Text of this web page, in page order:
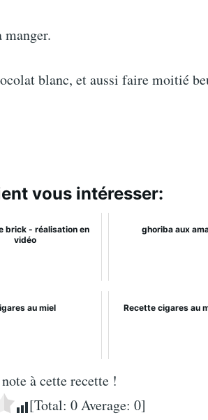
manger.
blanc, et aussi faire moitié
vous intéresser:
brick - réalisation en
vidéo
ghoriba aux
au miel Recette cigares au
à cette recette !
[Total: 0Average: 0]